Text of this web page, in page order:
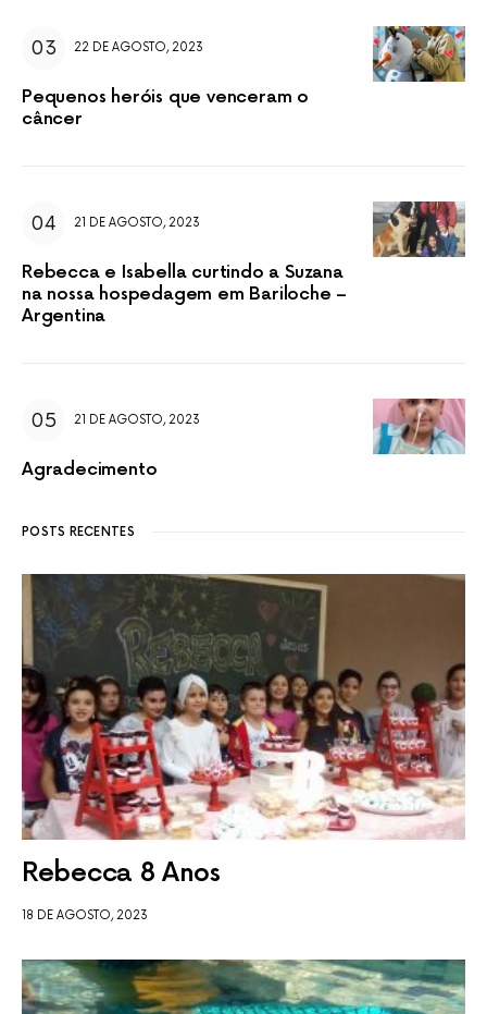
22 DE AGOSTO, 2023
Pequenos heróis que venceram o
câncer
21 DE AGOSTO, 2023
Rebecca e Isabella curtindo a Suzana
na nossa hospedagem em Bariloche –
Argentina
21 DE AGOSTO, 2023
Agradecimento
POSTS RECENTES
Rebecca 8 Anos
18 DE AGOSTO, 2023